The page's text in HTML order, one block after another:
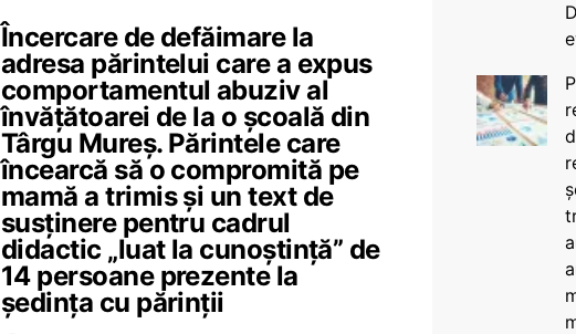
Încercare de defăimare la
adresa părintelui care a expus
comportamentul abuziv al
învățătoarei de la o școală din
Târgu Mureș. Părintele care
încearcă să o compromită pe
mamă a trimis și un text de
susținere pentru cadrul
didactic „luat la cunoștință” de
14 persoane prezente la
ședința cu părinții